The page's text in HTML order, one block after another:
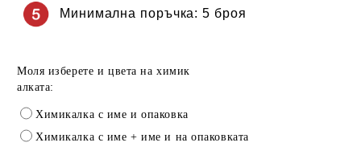
Минимална поръчка: 5 броя
Моля изберете и цвета на химик
алката:
Химикалка с име и опаковка
Химикалка с име + име и на опаковката